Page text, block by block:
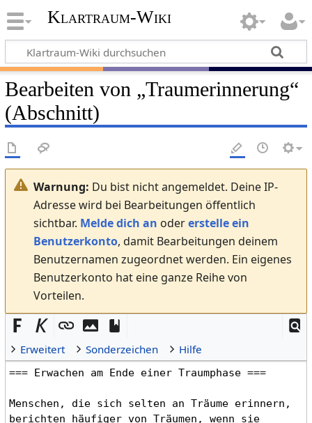
Klartraum-Wiki
Bearbeiten von „Traumerinnerung“
(Abschnitt)
Warnung: Du bist nicht angemeldet. Deine IP-
Adresse wird bei Bearbeitungen öffentlich
sichtbar. Melde dich an odererstelle ein
Benutzerkonto, damit Bearbeitungen deinem
Benutzernamen zugeordnet werden. Ein eigenes
Benutzerkonto hat eine ganze Reihe von
Vorteilen.
Erweitert Sonderzeichen Hilfe